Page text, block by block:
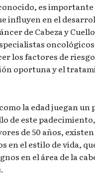
es
influyen en el
de Cabeza y
los factores de
oportuna y el
la edad juegan un
de este padecimiento,
de 50 años,
en el estilo de vida,
en el área de la